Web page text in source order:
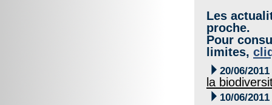
Les
proche.
Pour
limites,
 20/06/2011
la
 10/06/2011